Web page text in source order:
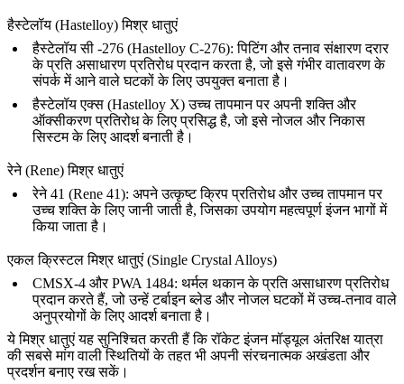
हैस्टेलॉय (Hastelloy) मिश्र धातुएं
हैस्टेलॉय सी -276 (Hastelloy C-276): पिटिंग और तनाव संक्षारण दरार
के प्रति असाधारण प्रतिरोध प्रदान करता है, जो इसे गंभीर वातावरण के
संपर्क में आने वाले घटकों के लिए उपयुक्त बनाता है।
हैस्टेलॉय एक्स (Hastelloy X)उच्च तापमान पर अपनी शक्ति और
ऑक्सीकरण प्रतिरोध के लिए प्रसिद्ध है, जो इसे नोजल और निकास
सिस्टम के लिए आदर्श बनाती है।
रेने (Rene) मिश्र धातुएं
रेने 41 (Rene 41): अपने उत्कृष्ट क्रिप प्रतिरोध और उच्च तापमान पर
उच्च शक्ति के लिए जानी जाती है, जिसका उपयोग महत्वपूर्णइंजन भागोंमें
किया जाता है।
एकल क्रिस्टल मिश्र धातुएं (Single Crystal Alloys)
CMSX-4 और PWA 1484: थर्मल थकानके प्रति असाधारण प्रतिरोध
प्रदान करते हैं, जो उन्हें टर्बाइन ब्लेड और नोजल घटकों में उच्च-तनाव वाले
अनुप्रयोगों के लिए आदर्श बनाता है।
ये मिश्र धातुएं यह सुनिश्चित करती हैं कि रॉकेट इंजन मॉड्यूल अंतरिक्ष यात्रा
की सबसे मांग वाली स्थितियों के तहत भी अपनी संरचनात्मक अखंडता और
प्रदर्शन बनाए रख सकें।